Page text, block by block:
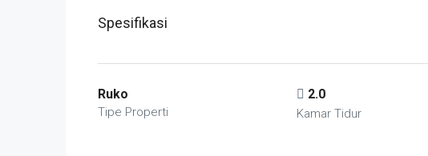
Spesifikasi
Ruko
Tipe Properti
2.0
Kamar Tidur